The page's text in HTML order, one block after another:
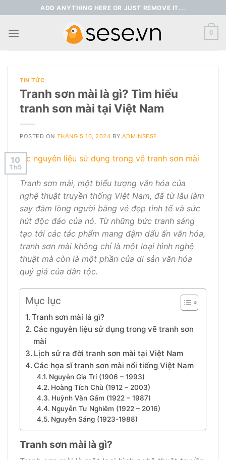
to
content
ADD ANYTHING HERE OR JUST REMOVE IT...
0
TIN TỨC
Tranh sơn mài là gì? Tìm hiểu
tranh sơn mài tại Việt Nam
POSTED ON THÁNG 5 10, 2024 BY ADMINSESE
10
Th5
Tranh sơn mài, một biểu tượng văn hóa của
nghệ thuật truyền thống Việt Nam, đã từ lâu làm
say đắm lòng người bằng vẻ đẹp tinh tế và sức
hút độc đáo của nó. Từ những bức tranh sáng
tạo tới các tác phẩm mang đậm dấu ấn văn hóa,
tranh sơn mài không chỉ là một loại hình nghệ
thuật mà còn là một phần của di sản văn hóa
quý giá của dân tộc.
Mục lục
Tranh sơn mài là gì?
Các nguyên liệu sử dụng trong vẽ tranh sơn
mài
Lịch sử ra đời tranh sơn mài tại Việt Nam
Các họa sĩ tranh sơn mài nổi tiếng Việt Nam
Nguyễn Gia Trí (1906 – 1993)
Hoàng Tích Chù (1912 – 2003)
Huỳnh Văn Gấm (1922 – 1987)
Nguyễn Tư Nghiêm (1922 – 2016)
Nguyễn Sáng (1923-1988)
Tranh sơn mài là gì?